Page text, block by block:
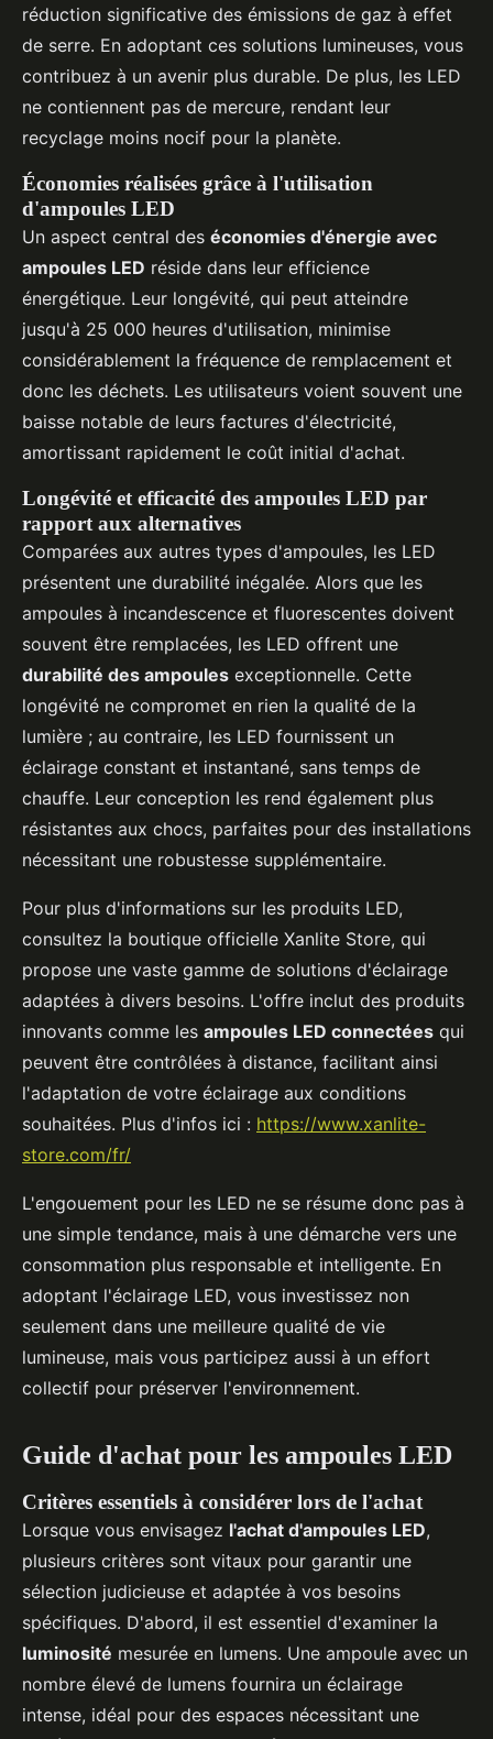
réduction significative des émissions de gaz à effet
de serre. En adoptant ces solutions lumineuses, vous
contribuez à un avenir plus durable. De plus, les LED
ne contiennent pas de mercure, rendant leur
recyclage moins nocif pour la planète.
Économies réalisées grâce à l'utilisation
d'ampoules LED
Un aspect central des économies d'énergie avec
ampoules LED réside dans leur efficience
énergétique. Leur longévité, qui peut atteindre
jusqu'à 25 000 heures d'utilisation, minimise
considérablement la fréquence de remplacement et
donc les déchets. Les utilisateurs voient souvent une
baisse notable de leurs factures d'électricité,
amortissant rapidement le coût initial d'achat.
Longévité et efficacité des ampoules LED par
rapport aux alternatives
Comparées aux autres types d'ampoules, les LED
présentent une durabilité inégalée. Alors que les
ampoules à incandescence et fluorescentes doivent
souvent être remplacées, les LED offrent une
durabilité des ampoules exceptionnelle. Cette
longévité ne compromet en rien la qualité de la
lumière ; au contraire, les LED fournissent un
éclairage constant et instantané, sans temps de
chauffe. Leur conception les rend également plus
résistantes aux chocs, parfaites pour des installations
nécessitant une robustesse supplémentaire.
Pour plus d'informations sur les produits LED,
consultez la boutique officielle Xanlite Store, qui
propose une vaste gamme de solutions d'éclairage
adaptées à divers besoins. L'offre inclut des produits
innovants comme les ampoules LED connectées qui
peuvent être contrôlées à distance, facilitant ainsi
l'adaptation de votre éclairage aux conditions
souhaitées. Plus d'infos ici : https://www.xanlite-
store.com/fr/
L'engouement pour les LED ne se résume donc pas à
une simple tendance, mais à une démarche vers une
consommation plus responsable et intelligente. En
adoptant l'éclairage LED, vous investissez non
seulement dans une meilleure qualité de vie
lumineuse, mais vous participez aussi à un effort
collectif pour préserver l'environnement.
Guide d'achat pour les ampoules LED
Critères essentiels à considérer lors de l'achat
Lorsque vous envisagez l'achat d'ampoules LED,
plusieurs critères sont vitaux pour garantir une
sélection judicieuse et adaptée à vos besoins
spécifiques. D'abord, il est essentiel d'examiner la
luminosité mesurée en lumens. Une ampoule avec un
nombre élevé de lumens fournira un éclairage
intense, idéal pour des espaces nécessitant une